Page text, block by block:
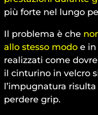
più forte nel lungo
Il problema è che
allo stesso modo e in
realizzati come
il cinturino in velcro
l’impugnatura
perdere grip.